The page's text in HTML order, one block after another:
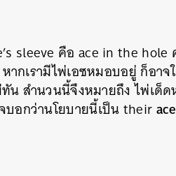
sleeve คือ ace in the hole
กเรามีไพ่เอซหมอบอยู่ ก็อาจ
น สำนวนนี้จึงหมายถึง ไพ่เด็
อกว่านโยบายนี้เป็นtheir